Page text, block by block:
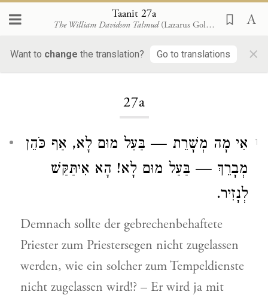
Taanit 27a
The William Davidson Talmud (Lazarus Goldschmidt, 1929)
Want to change the translation? Go to translations ×
27a
1
אִי מָה מְשָׁרֵת — בַּעַל מוּם לָא, אַף כֹּהֵן
מְבָרֵךְ — בַּעַל מוּם לָא! הָא אִיתַּקַּשׁ
לְנָזִיר.
Demnach sollte der gebrechenbehaftete
Priester zum Priestersegen nicht zugelassen
werden, wie ein solcher zum Tempeldienste
nicht zugelassen wird!? – Er wird ja mit